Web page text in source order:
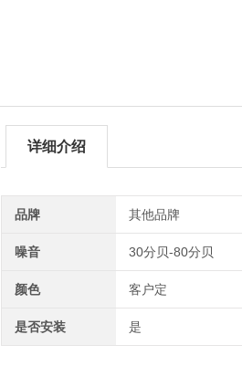
详细介绍
品牌 其他品牌
噪音 30分贝-80分贝
颜色 客户定
是否安装 是